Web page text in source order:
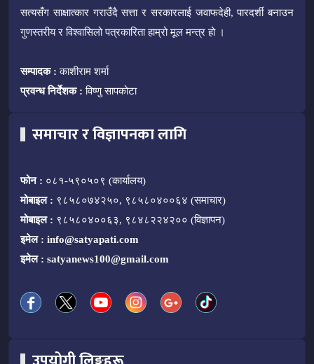
सत्यसँग साक्षात्कार गराउँदै सत्ता र सरकारलाई जवाफदेही, पारदर्शी बनाउन
गुणस्तरीय र विश्वासिलो पत्रकारिता हाम्रो मूल मन्त्र हो ।
सम्पादक : काशीराम शर्मा
प्रवन्ध निर्देशक : विष्णु सापकोटा
समाचार र विज्ञापनका लागि
फोन : ०८१-५९०५०९ (कार्यालय)
मोबाइल : ९८५८०७४२५०, ९८५८०४००६४ (समाचार)
मोबाइल : ९८५८०४००६३, ९८४८२२४२०० (विज्ञापन)
इमेल : info@satyapati.com
इमेल : satyanews100@gmail.com